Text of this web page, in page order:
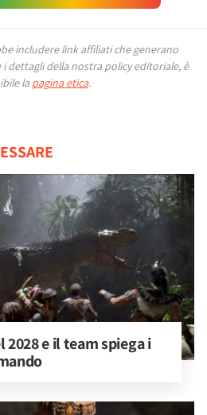
includere link affiliati che generano
i dettagli della nostra policy editoriale, è
la pagina etica.
2028 e il team spiega i